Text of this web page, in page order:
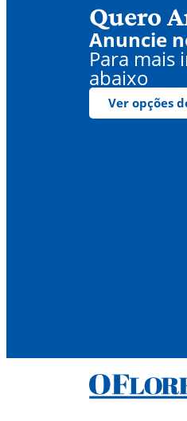
Quero
Anuncie
Para mais
abaixo
Ver opções